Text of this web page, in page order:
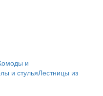
и
и стульяЛестницы из